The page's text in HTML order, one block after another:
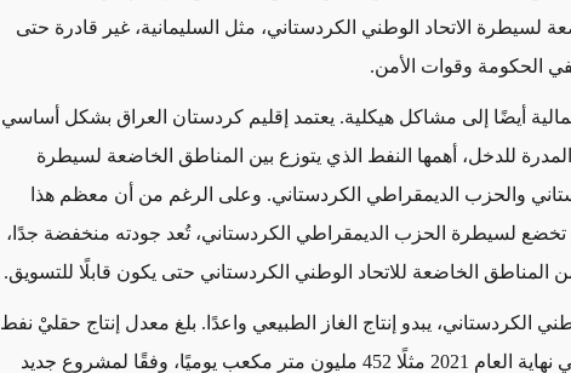
لسيطرة الاتحاد الوطني الكردستاني، مثل السليمانية، غير قادرة حتى
الحكومة وقوات الأمن.
أيضًا إلى مشاكل هيكلية. يعتمد إقليم كردستان العراق بشكل أساسي
للدخل، أهمها النفط الذي يتوزع بين المناطق الخاضعة لسيطرة
والحزب الديمقراطي الكردستاني. وعلى الرغم من أن معظم هذا
لسيطرة الحزب الديمقراطي الكردستاني، تُعد جودته منخفضة جدًا،
الخاضعة للاتحاد الوطني الكردستاني حتى يكون قابلًا للتسويق.
الكردستاني، يبدو إنتاج الغاز الطبيعي واعدًا. بلغ معدل إنتاج حقليْ نفط
خور مور وجمجمال في نهاية العام 2021 مثلًا 452 مليون متر مكعب يوميًا، وفقًا لمشروع جديد